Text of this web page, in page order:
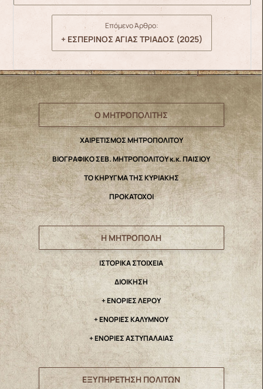
Επόμενο Άρθρο:
+ ΕΣΠΕΡΙΝΟΣ ΑΓΙΑΣ ΤΡΙΑΔΟΣ (2025)
Ο ΜΗΤΡΟΠΟΛΙΤΗΣ
ΧΑΙΡΕΤΙΣΜΟΣ ΜΗΤΡΟΠΟΛΙΤΟΥ
ΒΙΟΓΡΑΦΙΚΟ ΣΕΒ. ΜΗΤΡΟΠΟΛΙΤΟΥ κ.κ. ΠΑΙΣΙΟΥ
ΤΟ ΚΗΡΥΓΜΑ ΤΗΣ ΚΥΡΙΑΚΗΣ
ΠΡΟΚΑΤΟΧΟΙ
Η ΜΗΤΡΟΠΟΛΗ
IΣΤΟΡΙΚΑ ΣΤΟΙΧΕΙΑ
ΔΙΟΙΚΗΣΗ
+ ΕΝΟΡΙΕΣ ΛΕΡΟΥ
+ ΕΝΟΡΙΕΣ ΚΑΛΥΜΝΟΥ
+ ΕΝΟΡΙΕΣ ΑΣΤΥΠΑΛΑΙΑΣ
ΕΞΥΠΗΡΕΤΗΣΗ ΠΟΛΙΤΩΝ